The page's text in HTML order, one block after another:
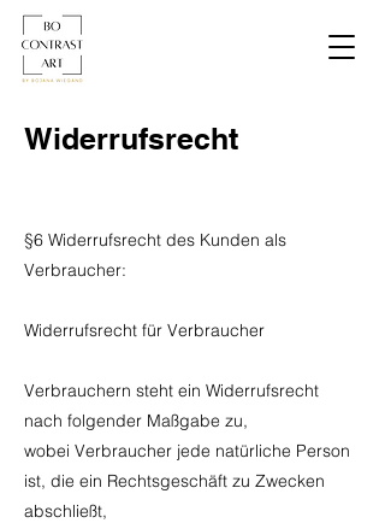
Widerrufsrecht
§6 Widerrufsrecht des Kunden als
Verbraucher:
Widerrufsrecht für Verbraucher
Verbrauchern steht ein Widerrufsrecht
nach folgender Maßgabe zu,
wobei Verbraucher jede natürliche Person
ist, die ein Rechtsgeschäft zu Zwecken
abschließt,